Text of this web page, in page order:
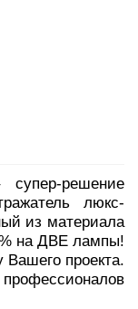
супер-решение
люкс-
из материала
на ДВЕ лампы!
Вашего проекта.